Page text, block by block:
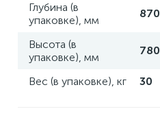
Глубина (в
упаковке), мм
870
Высота (в
упаковке), мм
780
Вес (в упаковке), кг 30